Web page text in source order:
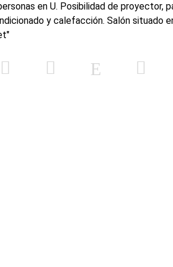
en U. Posibilidad de proyector,
y calefacción. Salón situado